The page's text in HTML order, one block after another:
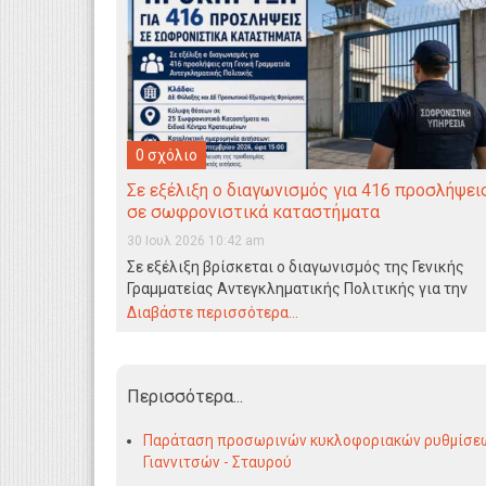
0 σχόλιο
Σε εξέλιξη ο διαγωνισμός για 416
σε σωφρονιστικά καταστήματα
30 Ιουλ 2026 10:42 am
Σε εξέλιξη βρίσκεται ο διαγωνισμός της Γενικής
Γραμματείας Αντεγκληματικής Πολιτικής για την
πρόσληψη 416 ατόμων σε…
Διαβάστε περισσότερα...
Περισσότερα...
Παράταση προσωρινών κυκλοφοριακών
Γιαννιτσών - Σταυρού